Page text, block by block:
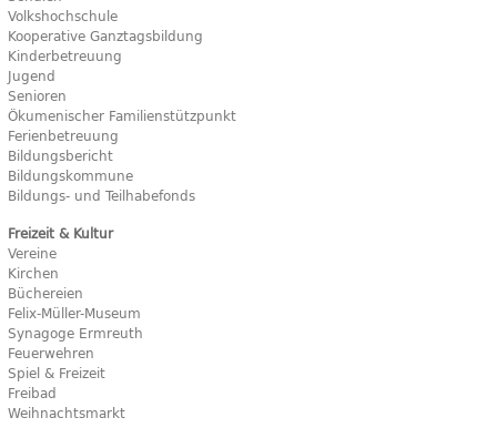
Volkshochschule
Kooperative Ganztagsbildung
Kinderbetreuung
Jugend
Senioren
Ökumenischer Familienstützpunkt
Ferienbetreuung
Bildungsbericht
Bildungskommune
Bildungs- und Teilhabefonds
Freizeit & Kultur
Vereine
Kirchen
Büchereien
Felix-Müller-Museum
Synagoge Ermreuth
Feuerwehren
Spiel & Freizeit
Freibad
Weihnachtsmarkt